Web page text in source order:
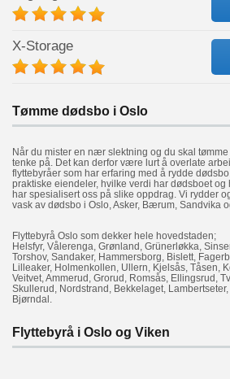
X-Storage
Tømme dødsbo i Oslo
Når du mister en nær slektning og du skal
tenke på. Det kan derfor være lurt å overlate
flyttebyråer som har erfaring med å rydde
praktiske eiendeler, hvilke verdi har dødsboet
har spesialisert oss på slike oppdrag. Vi rydder
vask av dødsbo i Oslo, Asker, Bærum, Sandvika
Flyttebyrå Oslo som dekker hele hovedstaden;
Helsfyr, Vålerenga, Grønland, Grünerløkka,
Torshov, Sandaker, Hammersborg, Bislett,
Lilleaker, Holmenkollen, Ullern, Kjelsås, Tåsen,
Veitvet, Ammerud, Grorud, Romsås, Ellingsrud,
Skullerud, Nordstrand, Bekkelaget,
Bjørndal.
Flyttebyrå i Oslo og Viken